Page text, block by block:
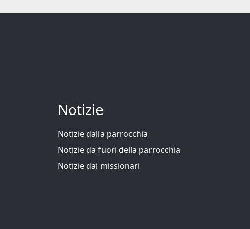
Notizie
Notizie dalla parrocchia
Notizie da fuori della parrocchia
Notizie dai missionari